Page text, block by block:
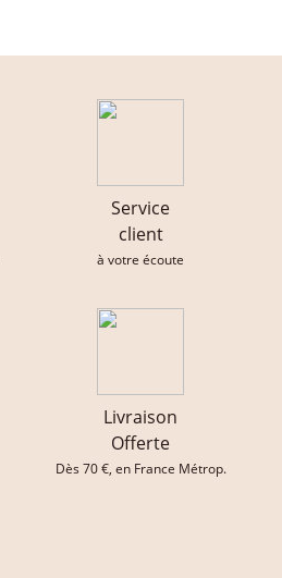
Service
client
à votre écoute
Livraison
Offerte
Dès 70 €, en France Métrop.